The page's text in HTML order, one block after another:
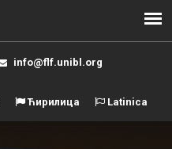
info@flf.unibl.org
Ћирилица Latinica